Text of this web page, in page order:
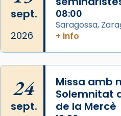
Mons. David Abadías.
📸 Dr. G. Simón
Arquebisbat de
2 weeks ago
sept.
2026
08:00
Saragossa,
+ info
24
sept.
Missa amb
Solemnitat
de la Mercè